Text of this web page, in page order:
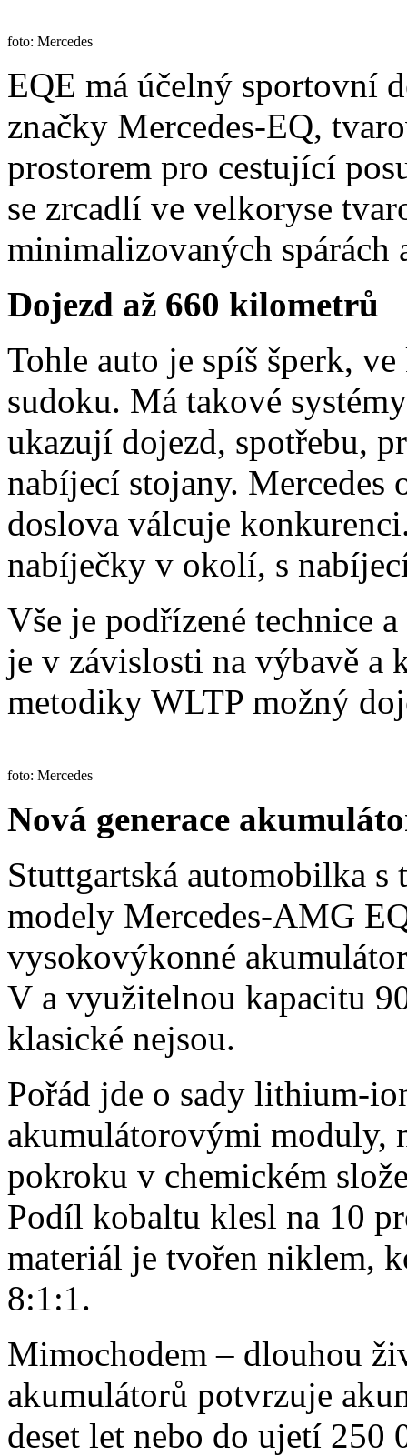
foto: Mercedes
EQE má účelný sportovní
značky Mercedes-EQ,
prostorem pro cestující
se zrcadlí ve velkoryse
minimalizovaných spárách
Dojezd až 660 kilometrů
Tohle auto je spíš šperk,
sudoku. Má takové
ukazují dojezd, spotřebu,
nabíjecí stojany. Mercedes
doslova válcuje
nabíječky v okolí, s
Vše je podřízené technice
je v závislosti na výbavě a
metodiky WLTP možný
foto: Mercedes
Nová generace
Stuttgartská automobilka
modely Mercedes-AMG
vysokovýkonné
V a využitelnou kapacitu
klasické nejsou.
Pořád jde o sady lithium-
akumulátorovými moduly,
pokroku v chemickém
Podíl kobaltu klesl na 10
materiál je tvořen niklem,
8:1:1.
Mimochodem – dlouhou
akumulátorů potvrzuje
deset let nebo do ujetí 250